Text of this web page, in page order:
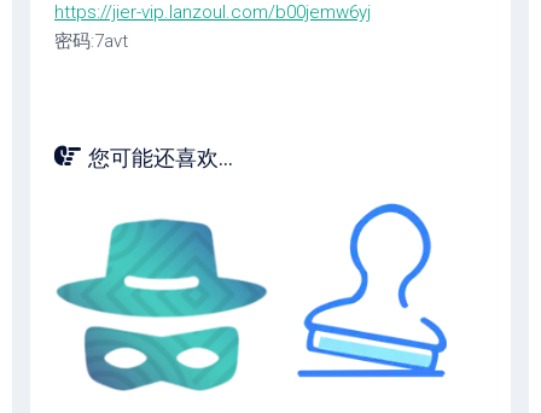
https://jier-vip.lanzoul.com/b00jemw6yj
密码:7avt
您可能还喜欢...